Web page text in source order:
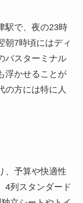
駅で、夜の23時
朝7時頃にはディ
バスターミナル
浮かせることが
の方には特に人
、予算や快適性
4列スタンダード